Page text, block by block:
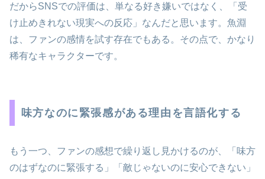
だからSNSでの評価は、単なる好き嫌いではなく、「受
け止めきれない現実への反応」なんだと思います。魚淵
は、ファンの感情を試す存在でもある。その点で、かなり
稀有なキャラクターです。
味方なのに緊張感がある理由を言語化する
もう一つ、ファンの感想で繰り返し見かけるのが、「味方
のはずなのに緊張する」「敵じゃないのに安心できない」